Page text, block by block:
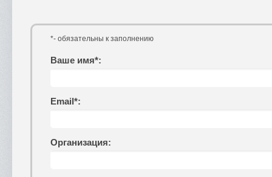
*- обязательны к заполнению
Ваше имя*:
Email*:
Организация: